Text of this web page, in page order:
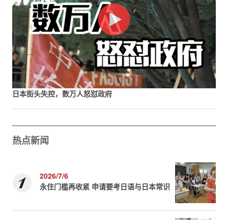
日本街头失控，数万人怒怼政府
热点新闻
2026/7/6
永住门槛再收紧 申请要考日语与日本常识